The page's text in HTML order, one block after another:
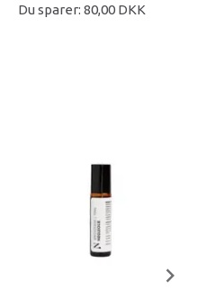
Du sparer: 80,00 DKK